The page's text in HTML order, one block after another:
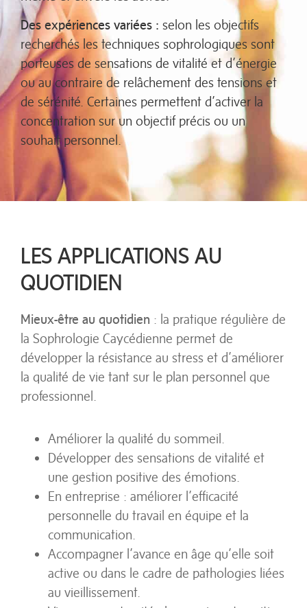
Des expériences variées : selon les objectifs
recherchés les techniques sophrologiques sont
porteuses de sensations de vitalité et d’énergie
ou au contraire de relâchement des tensions et
de sérénité. Certaines permettent d’activer la
concentration sur un objectif précis ou un
souhait personnel.
LES APPLICATIONS AU
QUOTIDIEN
Mieux-être au quotidien : la pratique régulière de
la Sophrologie Caycédienne permet de
développer la résistance au stress et d’améliorer
la qualité de vie tant sur le plan personnel que
professionnel.
Améliorer la qualité du sommeil.
Développer des sensations de vitalité et
une gestion positive des émotions.
En entreprise : améliorer l’efficacité
personnelle du travail en équipe et la
communication.
Accompagner l’avance en âge qu’elle soit
active ou dans le cadre de pathologies liées
au vieillissement.